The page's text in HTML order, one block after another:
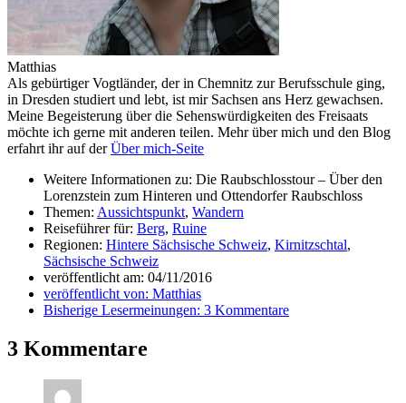
Matthias
Als gebürtiger Vogtländer, der in Chemnitz zur Berufsschule ging,
in Dresden studiert und lebt, ist mir Sachsen ans Herz gewachsen.
Meine Begeisterung über die Sehenswürdigkeiten des Freisaats
möchte ich gerne mit anderen teilen. Mehr über mich und den Blog
erfahrt ihr auf derÜber mich-Seite
Weitere Informationen zu: Die Raubschlosstour – Über den
Lorenzstein zum Hinteren und Ottendorfer Raubschloss
Themen: Aussichtspunkt, Wandern
Reiseführer für: Berg, Ruine
Regionen: Hintere Sächsische Schweiz, Kirnitzschtal,
Sächsische Schweiz
veröffentlicht am: 04/11/2016
veröffentlicht von: Matthias
Bisherige Lesermeinungen: 3 Kommentare
3 Kommentare